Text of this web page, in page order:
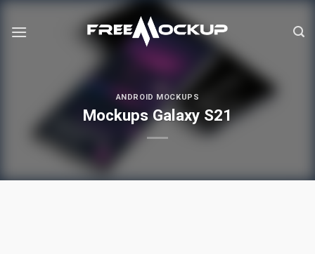
Skip
ANDROID MOCKUPS
Mockups Galaxy S21